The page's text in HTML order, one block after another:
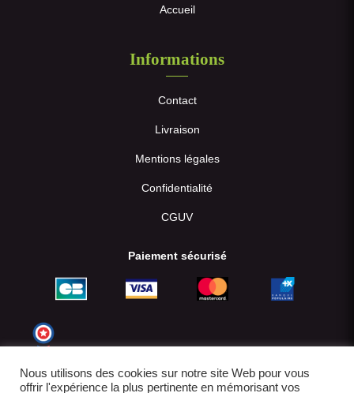
Accueil
Informations
Contact
Livraison
Mentions légales
Confidentialité
CGUV
Paiement sécurisé
Nous utilisons des cookies sur notre site Web pour vous
offrir l'expérience la plus pertinente en mémorisant vos